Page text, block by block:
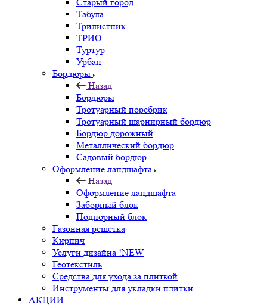
Табула
Трилистник
ТРИО
Туртур
Урбан
Бордюры
Назад
Бордюры
Тротуарный поребрик
Тротуарный шарнирный бордюр
Бордюр дорожный
Металлический бордюр
Садовый бордюр
Оформление ландшафта
Назад
Оформление ландшафта
Заборный блок
Подпорный блок
Газонная решетка
Кирпич
Услуги дизайна !NEW
Геотекстиль
Средства для ухода за плиткой
Инструменты для укладки плитки
АКЦИИ